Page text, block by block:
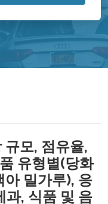
규모, 점유율,
유형별(당화
아 밀가루), 응
과, 식품 및 음